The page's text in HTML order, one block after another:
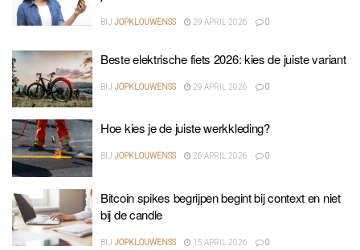
BIJ JOPKLOUWENSS 29 APRIL 2026 0
Beste elektrische fiets 2026: kies de juiste variant
BIJ JOPKLOUWENSS 29 APRIL 2026 0
Hoe kies je de juiste werkkleding?
BIJ JOPKLOUWENSS 26 APRIL 2026 0
Bitcoin spikes begrijpen begint bij context en niet
bij de candle
BIJ JOPKLOUWENSS 15 APRIL 2026 0